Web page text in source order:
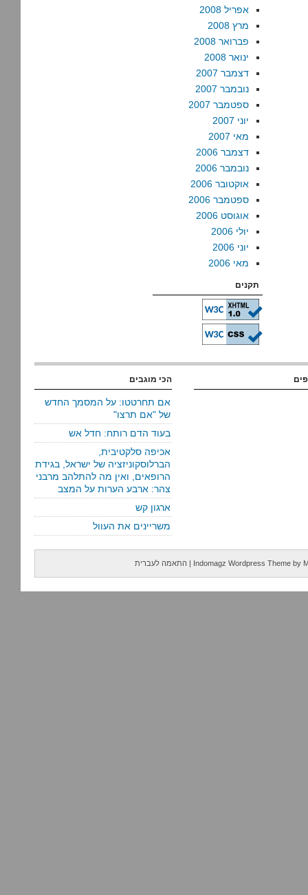
אפריל 2008
מרץ 2008
פברואר 2008
ינואר 2008
דצמבר 2007
נובמבר 2007
ספטמבר 2007
יוני 2007
מאי 2007
דצמבר 2006
נובמבר 2006
אוקטובר 2006
ספטמבר 2006
אוגוסט 2006
יולי 2006
יוני 2006
מאי 2006
תקנים
הכי מוגבים
אם תחרטטו: על המסמך החדש
של "אם תרצו"
בעוד הדם רותח: חדל אש
אכיפה סלקטיבית,
הברלוסקוניזציה של ישראל, בגידת
הרופאים, ואין מה להתלהב מרבני
צהר: ארבע הערות על המצב
ארגון קש
משריינים את העוול
Indomagz Wordpress Theme by
| התאמה לעברית